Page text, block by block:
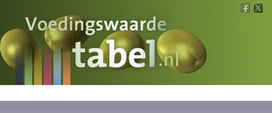
Voedingswaarde
Wat is wat?